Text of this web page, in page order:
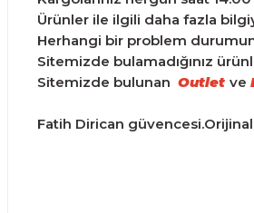
Ürünler ile ilgili daha fazla
Herhangi bir problem
Sitemizde bulamadığınız
Sitemizde bulunan Outlet ve
Fatih Dirican